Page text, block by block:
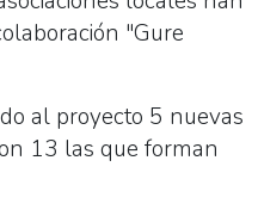
"Gure
al proyecto 5 nuevas
13 las que forman